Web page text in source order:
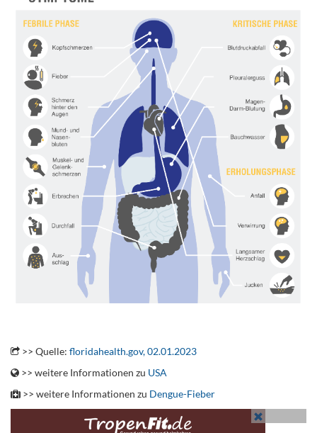
>> Quelle: floridahealth.gov, 02.01.2023
>> weitere Informationen zu USA
>> weitere Informationen zu Dengue-Fieber